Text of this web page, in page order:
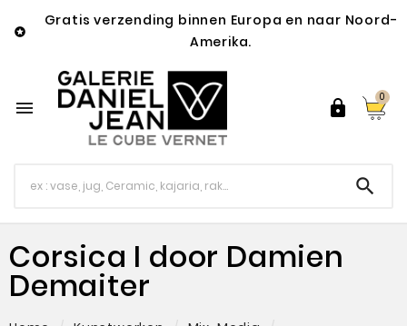

Gratis verzending binnen Europa en naar Noord-
Amerika.
 
0

Corsica I door Damien
Demaiter